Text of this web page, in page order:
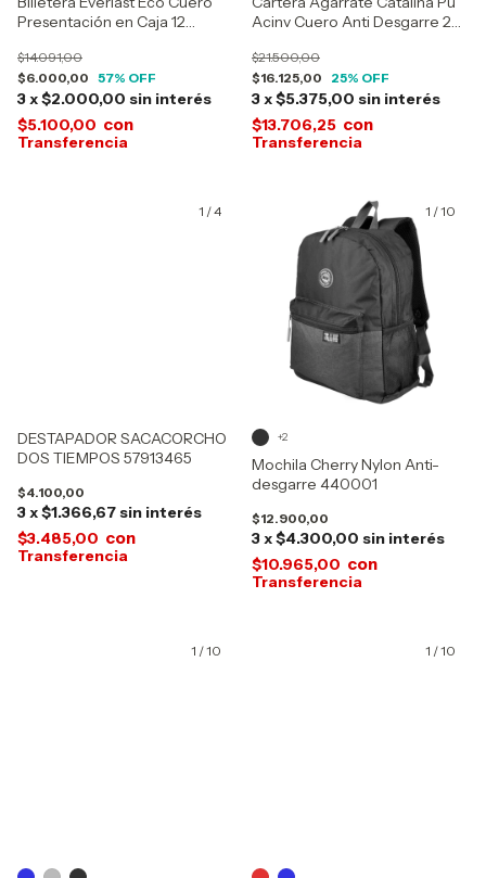
Presentación en Caja 12
26763
$6.000,00
$14.091,00
57% OFF
3x$2.000,00 sin interés
$5.100,00 con
Acinv Cuero Anti Desgarre 2
$16.125,00
$21.500,00
25% OFF
3x$5.375,00 sin interés
$13.706,25 con
1 /4
DESTAPADOR SACACORCHO
DOS TIEMPOS 57913465
$4.100,00
3x$1.366,67 sin interés
$3.485,00 con
1 /10
Mochila Cherry Nylon Anti-
desgarre 440001
$12.900,00
3x$4.300,00 sin interés
$10.965,00 con
+2
1 /10 1 /10